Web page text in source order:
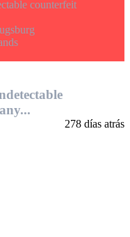
278 días atrás